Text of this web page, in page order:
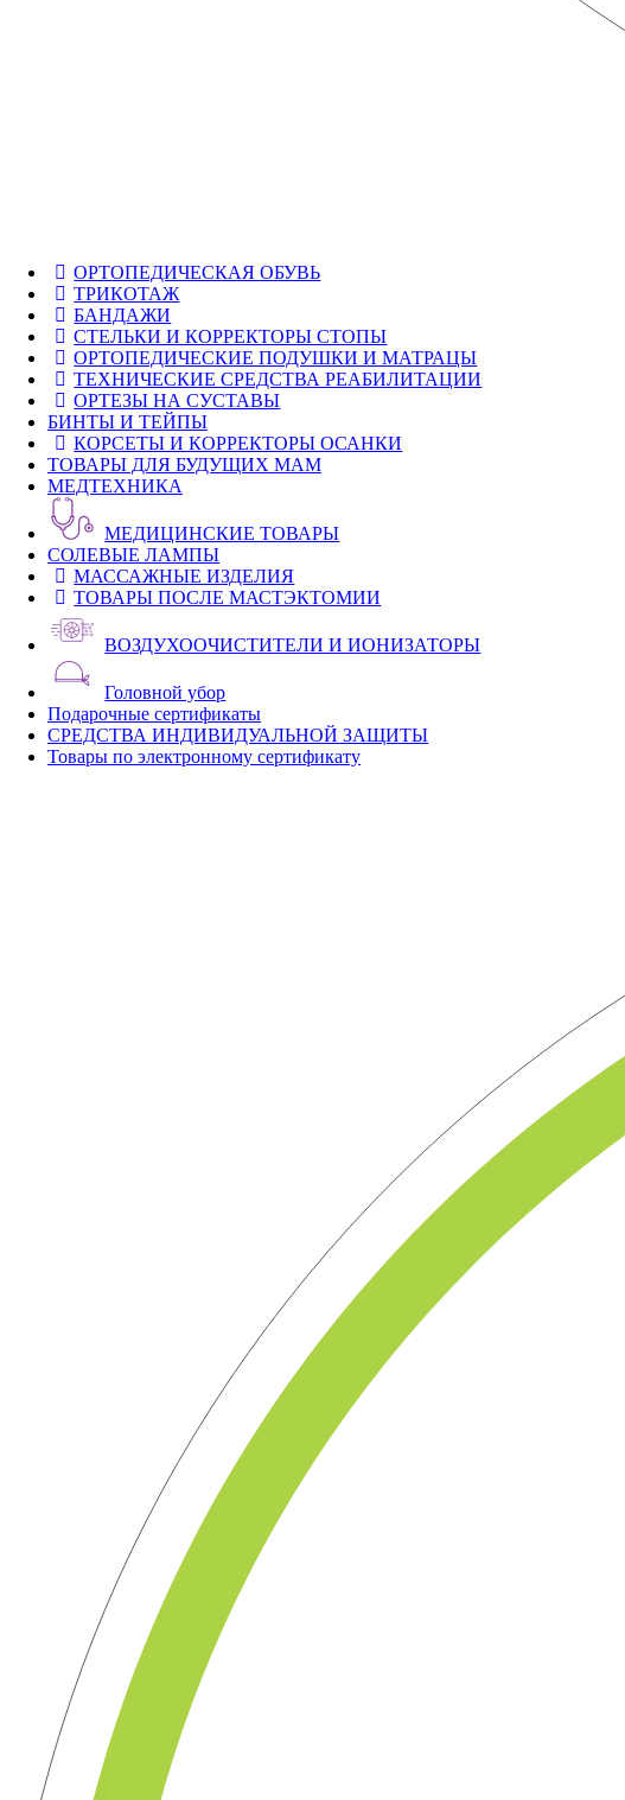
ОРТОПЕДИЧЕСКАЯ ОБУВЬ
ТРИКОТАЖ
БАНДАЖИ
СТЕЛЬКИ И КОРРЕКТОРЫ СТОПЫ
ОРТОПЕДИЧЕСКИЕ ПОДУШКИ И МАТРАЦЫ
ТЕХНИЧЕСКИЕ СРЕДСТВА РЕАБИЛИТАЦИИ
ОРТЕЗЫ НА СУСТАВЫ
БИНТЫ И ТЕЙПЫ
КОРСЕТЫ И КОРРЕКТОРЫ ОСАНКИ
ТОВАРЫ ДЛЯ БУДУЩИХ МАМ
МЕДТЕХНИКА
МЕДИЦИНСКИЕ ТОВАРЫ
СОЛЕВЫЕ ЛАМПЫ
МАССАЖНЫЕ ИЗДЕЛИЯ
ТОВАРЫ ПОСЛЕ МАСТЭКТОМИИ
ВОЗДУХООЧИСТИТЕЛИ И ИОНИЗАТОРЫ
Головной убор
Подарочные сертификаты
СРЕДСТВА ИНДИВИДУАЛЬНОЙ ЗАЩИТЫ
Товары по электронному сертификату